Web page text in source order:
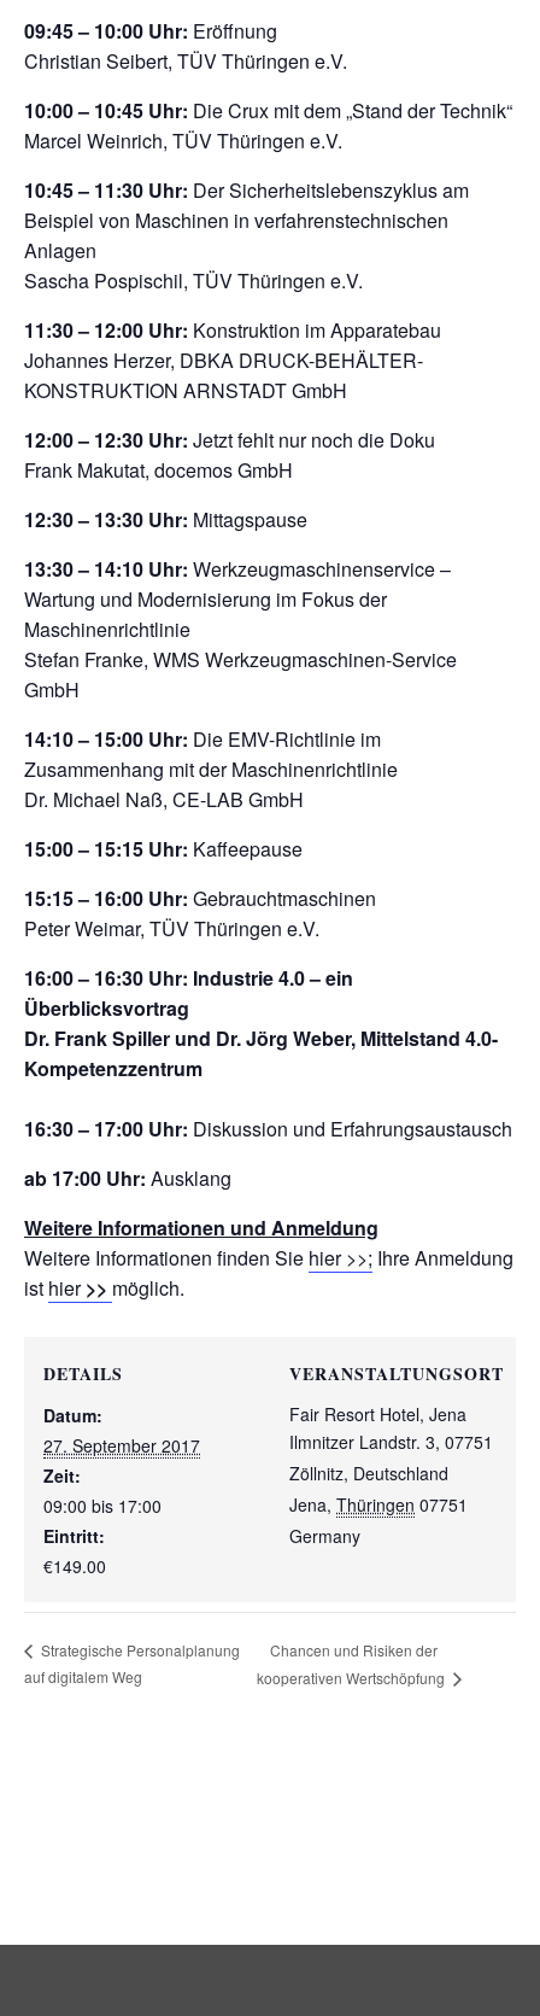
09:45 – 10:00 Uhr: Eröffnung
Christian Seibert, TÜV Thüringen e.V.
10:00 – 10:45 Uhr: Die Crux mit dem „Stand der Technik“
Marcel Weinrich, TÜV Thüringen e.V.
10:45 – 11:30 Uhr: Der Sicherheitslebenszyklus am
Beispiel von Maschinen in verfahrenstechnischen
Anlagen
Sascha Pospischil, TÜV Thüringen e.V.
11:30 – 12:00 Uhr: Konstruktion im Apparatebau
Johannes Herzer, DBKA DRUCK-BEHÄLTER-
KONSTRUKTION ARNSTADT GmbH
12:00 – 12:30 Uhr: Jetzt fehlt nur noch die Doku
Frank Makutat, docemos GmbH
12:30 – 13:30 Uhr: Mittagspause
13:30 – 14:10 Uhr: Werkzeugmaschinenservice –
Wartung und Modernisierung im Fokus der
Maschinenrichtlinie
Stefan Franke, WMS Werkzeugmaschinen-Service
GmbH
14:10 – 15:00 Uhr: Die EMV-Richtlinie im
Zusammenhang mit der Maschinenrichtlinie
Dr. Michael Naß, CE-LAB GmbH
15:00 – 15:15 Uhr: Kaffeepause
15:15 – 16:00 Uhr: Gebrauchtmaschinen
Peter Weimar, TÜV Thüringen e.V.
16:00 – 16:30 Uhr: Industrie 4.0 – ein
Überblicksvortrag
Dr. Frank Spiller und Dr. Jörg Weber, Mittelstand 4.0-
Kompetenzzentrum
16:30 – 17:00 Uhr: Diskussion und Erfahrungsaustausch
ab 17:00 Uhr: Ausklang
Weitere Informationen und Anmeldung
Weitere Informationen finden Sie hier >>; Ihre Anmeldung
ist hier>> möglich.
DETAILS
Datum:
27. September 2017
Zeit:
09:00 bis 17:00
Eintritt:
€149.00
VERANSTALTUNGSORT
Fair Resort Hotel, Jena
Ilmnitzer Landstr. 3, 07751
Zöllnitz, Deutschland
Jena, Thüringen 07751
Germany
Strategische Personalplanung
auf digitalem Weg
Chancen und Risiken der
kooperativen Wertschöpfung